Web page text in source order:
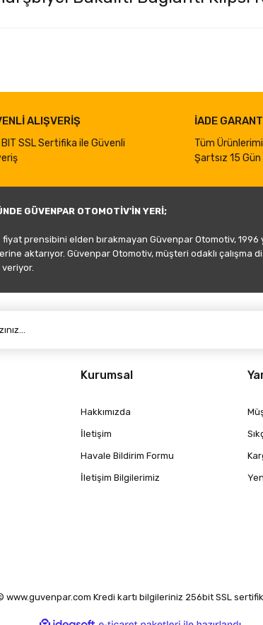
ALIŞVERİŞ
SSL Sertifika ile Güvenli
İADE
Tüm
Şartsız 15
GÜVENPAR OTOMOTİV'İN YERİ;
prensibini elden bırakmayan Güvenpar Otomotiv,
aktarıyor. Güvenpar Otomotiv, müşteri odaklı çalışma
Kurumsal
Hakkımızda
İletişim
Havale Bildirim Formu
İletişim Bilgilerimiz
Kredi kartı bilgileriniz 256bit SSL